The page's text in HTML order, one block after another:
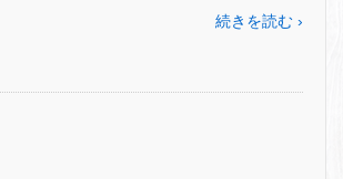
続きを読む ›